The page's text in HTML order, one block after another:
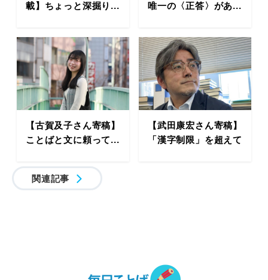
載】ちょっと深掘り...
唯一の〈正答〉があ...
【古賀及子さん寄稿】
ことばと文に頼って...
【武田康宏さん寄稿】
「漢字制限」を超えて
関連記事